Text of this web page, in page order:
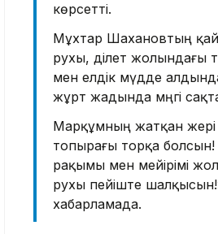
көрсетті.
Мұхтар Шахановтың
рухы, әділет жолындағы
мен елдік мүдде
жұрт жадында мәңгі
Марқұмның жатқан
топырағы торқа
рақымы мен мейірімі
рухы пейіште
хабарламада.